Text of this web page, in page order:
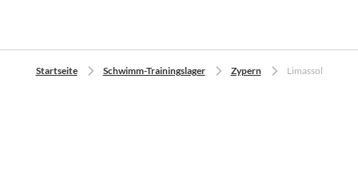
Startseite Schwimm-Trainingslager Zypern Limassol